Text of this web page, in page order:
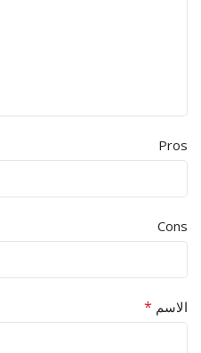
Pros
Cons
الاسم *